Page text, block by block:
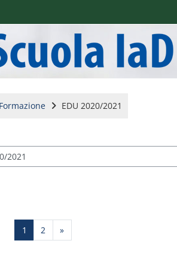
EDU 2020/2021
1 Page 1
2 Page 2
»Next page